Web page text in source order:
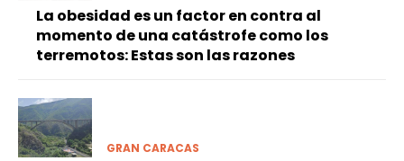
La obesidad es un factor en contra al
momento de una catástrofe como los
terremotos: Estas son las razones
GRAN CARACAS